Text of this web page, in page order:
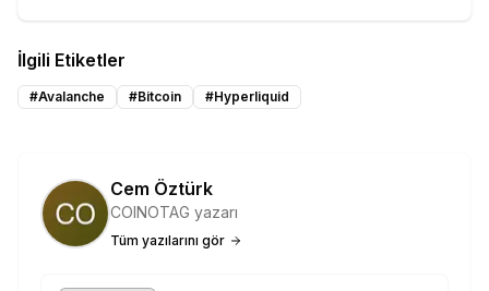
İlgili Etiketler
#Avalanche #Bitcoin #Hyperliquid
Cem Öztürk
COINOTAG yazarı
Tüm yazılarını gör